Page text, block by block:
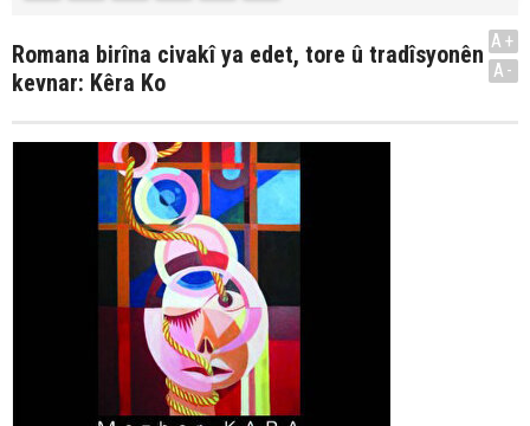
Romana birîna civakî ya edet, tore û tradîsyonên
kevnar: Kêra Ko
A+
A-